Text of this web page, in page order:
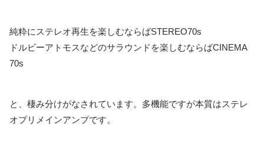
純粋にステレオ再生を楽しむならばSTEREO70s
ドルビーアトモスなどのサラウンドを楽しむならばCINEMA
70s
と、棲み分けがなされています。多機能ですが本質はステレ
オプリメインアンプです。